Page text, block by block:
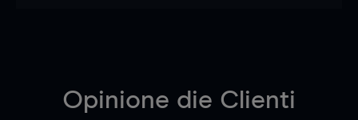
Opinione die Clienti